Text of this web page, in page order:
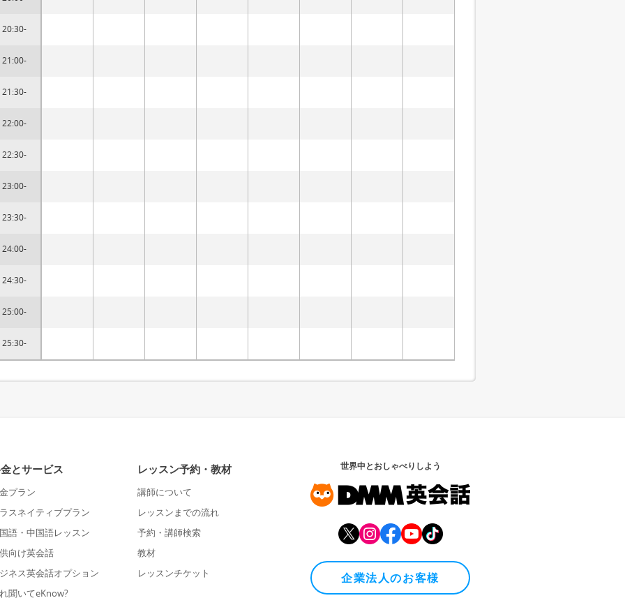
20:30-
21:00-
21:30-
22:00-
22:30-
23:00-
23:30-
24:00-
24:30-
25:00-
25:30-
とサービス
プラン
スネイティブプラン
語・中国語レッスン
向け英会話
ネス英会話オプション
聞いてeKnow?
レッスン予約・教材
講師について
レッスンまでの流れ
予約・講師検索
教材
レッスンチケット
世界中とおしゃべりしよう
企業法人のお客様